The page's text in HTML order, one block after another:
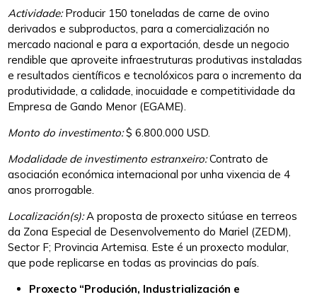
Actividade:Producir 150 toneladas de carne de ovino
derivados e subproductos, para a comercialización no
mercado nacional e para a exportación, desde un negocio
rendible que aproveite infraestruturas produtivas instaladas
e resultados científicos e tecnolóxicos para o incremento da
produtividade, a calidade, inocuidade e competitividade da
Empresa de Gando Menor (EGAME).
Monto do investimento:$ 6.800.000 USD.
Modalidade de investimento estranxeiro:Contrato de
asociación económica internacional por unha vixencia de 4
anos prorrogable.
Localización(s):A proposta de proxecto sitúase en terreos
da Zona Especial de Desenvolvemento do Mariel (ZEDM),
Sector F; Provincia Artemisa. Este é un proxecto modular,
que pode replicarse en todas as provincias do país.
Proxecto “Produción, Industrialización e